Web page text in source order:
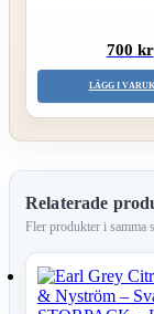
700 kr
LÄGG I
Relaterade